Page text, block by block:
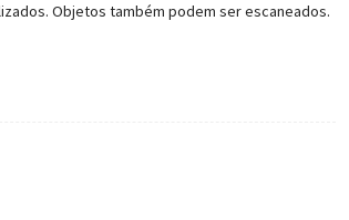
Objetos também podem ser escaneados.